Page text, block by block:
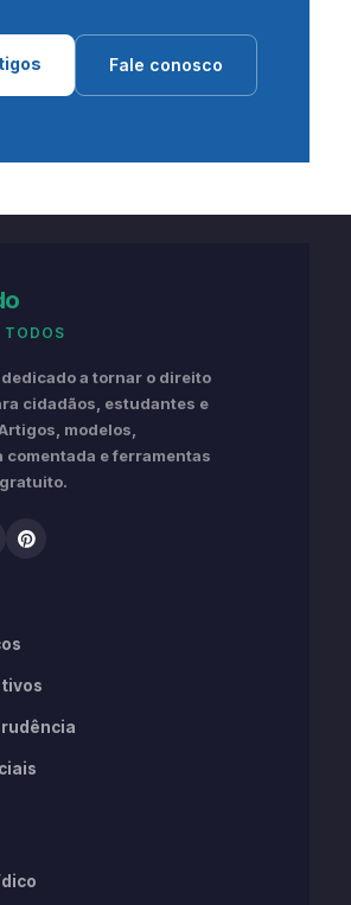
Fale conosco
TODOS
a tornar o direito
cidadãos, estudantes e
modelos,
e ferramentas